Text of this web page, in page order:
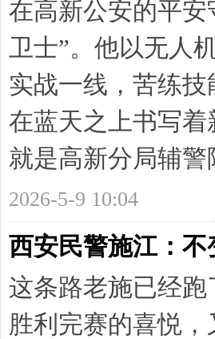
信
在高新公安的平
卫士”。他以无人
实战一线，苦练
在蓝天之上书写
就是高新分局辅警
2026-5-9 10:04
西安民警施江：
这条路老施已经
胜利完赛的喜悦